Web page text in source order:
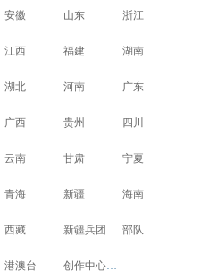
安徽 山东 浙江
江西 福建 湖南
湖北 河南 广东
广西 贵州 四川
云南 甘肃 宁夏
青海 新疆 海南
西藏 新疆兵团 部队
港澳台 创作中心写生基地